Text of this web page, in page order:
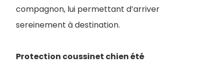
compagnon, lui permettant d’arriver
sereinement à destination.
Protection coussinet chien été